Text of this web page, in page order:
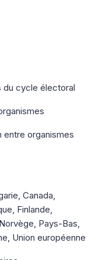
du cycle électoral
entre organismes
Canada,
Finlande,
Pays-Bas,
Union européenne